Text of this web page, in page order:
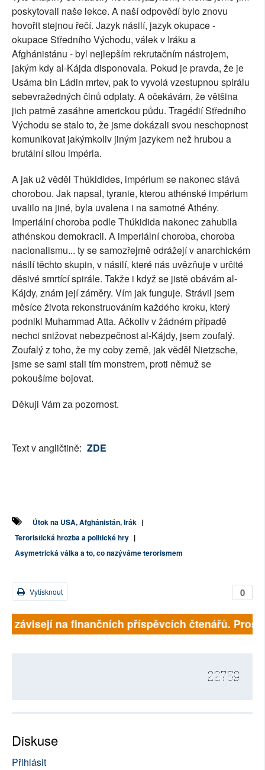
poskytovali naše lekce. A naší odpovědí bylo znovu
hovořit stejnou řečí. Jazyk násilí, jazyk okupace -
okupace Středního Východu, válek v Iráku a
Afghánistánu - byl nejlepším rekrutačním nástrojem,
jakým kdy al-Kájda disponovala. Pokud je pravda, že je
Usáma bin Ládin mrtev, pak to vyvolá vzestupnou spirálu
sebevražedných činů odplaty. A očekávám, že většina
jich patrně zasáhne americkou půdu. Tragédií Středního
Východu se stalo to, že jsme dokázali svou neschopnost
komunikovat jakýmkoliv jiným jazykem než hrubou a
brutální silou impéria.
A jak už věděl Thúkidides, impérium se nakonec stává
chorobou. Jak napsal, tyranie, kterou athénské impérium
uvalilo na jiné, byla uvalena i na samotné Athény.
Imperiální choroba podle Thúkidida nakonec zahubila
athénskou demokracii. A imperiální choroba, choroba
nacionalismu... ty se samozřejmě odrážejí v anarchickém
násilí těchto skupin, v násilí, které nás uvězňuje v určité
děsivé smrtící spirále. Takže i když se jistě obávám al-
Kájdy, znám její záměry. Vím jak funguje. Strávil jsem
měsíce života rekonstruováním každého kroku, který
podnikl Muhammad Atta. Ačkoliv v žádném případě
nechci snižovat nebezpečnost al-Kájdy, jsem zoufalý.
Zoufalý z toho, že my coby země, jak věděl Nietzsche,
jsme se sami stali tím monstrem, proti němuž se
pokoušíme bojovat.
Děkuji Vám za pozornost.
Text v angličtině: ZDE
Útok na USA, Afghánistán, Irák |
Teroristická hrozba a politické hry |
Asymetrická válka a to, co nazýváme terorismem
0
Vytisknout
závisejí na finančních příspěvcích čtenářů.
22759
Diskuse
Přihlásit